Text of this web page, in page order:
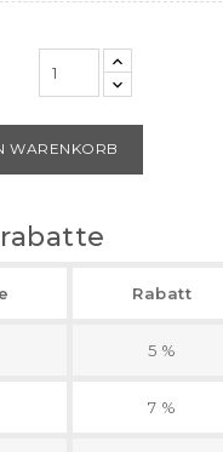
WARENKORB
Rabatt
5 %
7 %